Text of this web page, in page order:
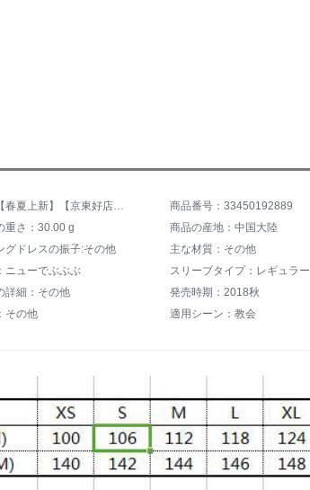
商品名：【春夏上新】【京東好店】金龍男M 商品番号：33450192889
重さ：30.00 g
商品の産地：中国大陸
グドレスの振子:その他
主な材質：その他
ニューでぶぶぶ
スリーブタイプ：レギュラー
詳細：その他
発売時期：2018秋
その他
適用シーン：教会